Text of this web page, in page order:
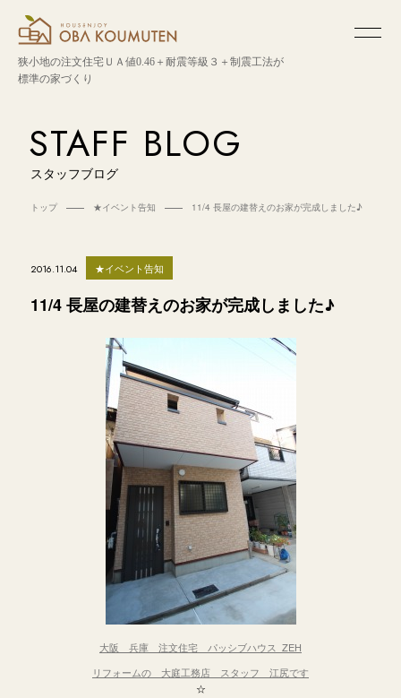
狭小地の注文住宅ＵＡ値0.46＋耐震等級３＋制震工法が
標準の家づくり
STAFF BLOG
スタッフブログ
トップ ★イベント告知 11/4 長屋の建替えのお家が完成しました♪
2016.11.04 ★イベント告知
11/4 長屋の建替えのお家が完成しました♪
大阪 兵庫 注文住宅 パッシブハウス ZEH
リフォームの 大庭工務店 スタッフ 江尻です
☆